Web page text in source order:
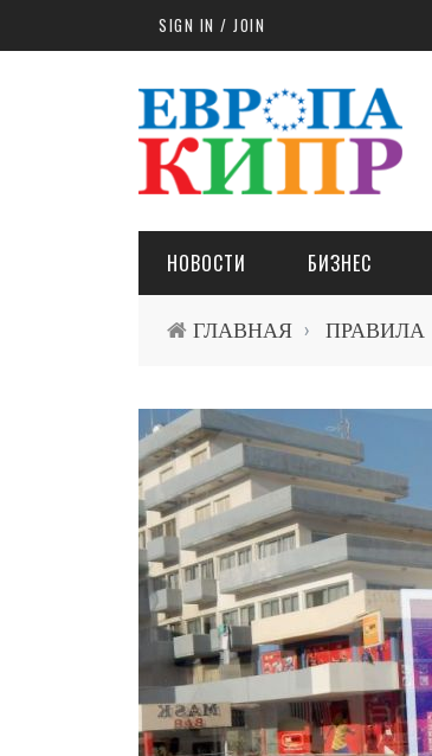
Skip to main contentSIGN IN / JOIN
НОВОСТИ БИЗНЕС
ГЛАВНАЯ › ПРАВИЛА